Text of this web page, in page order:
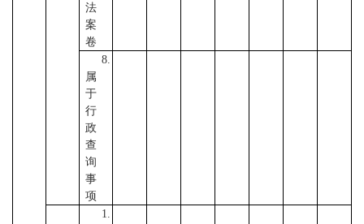
法
案
卷
8.
属
于
行
政
查
询
事
项
1.